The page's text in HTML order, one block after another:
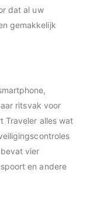
dat al uw
gemakkelijk
ritsvak voor
Traveler alles wat
vier
en andere